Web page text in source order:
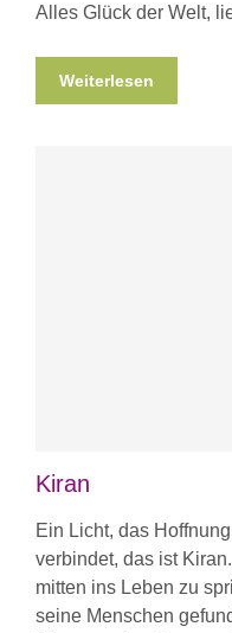
Alles Glück der Welt,
Weiterlesen
Kiran
Ein Licht, das
verbindet, das ist
mitten ins Leben zu
seine Menschen